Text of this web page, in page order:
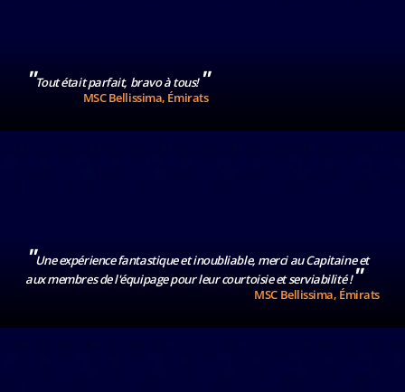
"Tout était parfait, bravo à tous!"
MSC Bellissima, Émirats
"Une expérience fantastique et inoubliable, merci au Capitaine et
aux membres de l'équipage pour leur courtoisie et serviabilité !"
MSC Bellissima, Émirats